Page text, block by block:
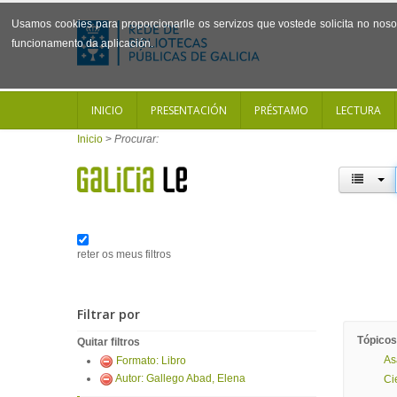
Usamos cookies para proporcionarlle os servizos que vostede solicita no
funcionamento da aplicación.
INICIO PRESENTACIÓN PRÉSTAMO LECTURA
Inicio > Procurar:
reter os meus filtros
Filtrar por
Quitar filtros
Formato: Libro
Autor: Gallego Abad, Elena